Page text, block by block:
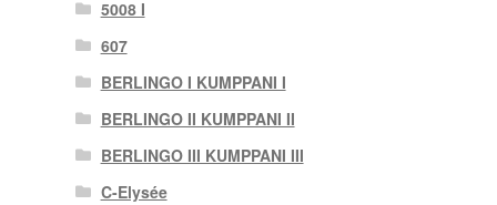
5008 I
607
BERLINGO I KUMPPANI I
BERLINGO II KUMPPANI II
BERLINGO III KUMPPANI III
C-Elysée